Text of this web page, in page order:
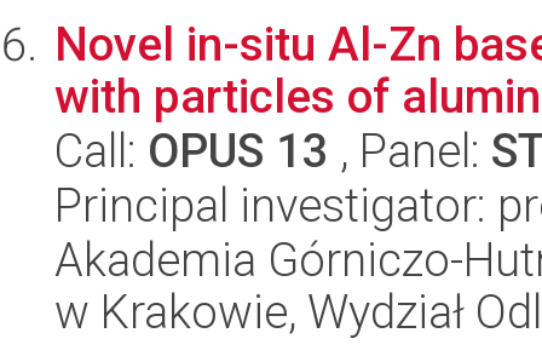
Novel in-situ Al-Zn
with particles of
Call: OPUS 13 , Panel:
Principal investigator:
Akademia Górniczo-
w Krakowie, Wydział